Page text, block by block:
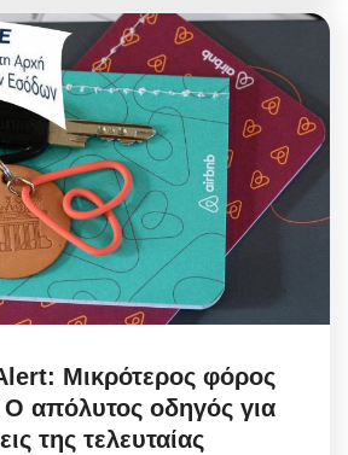
Μικρότερος φόρος
απόλυτος οδηγός για
της τελευταίας